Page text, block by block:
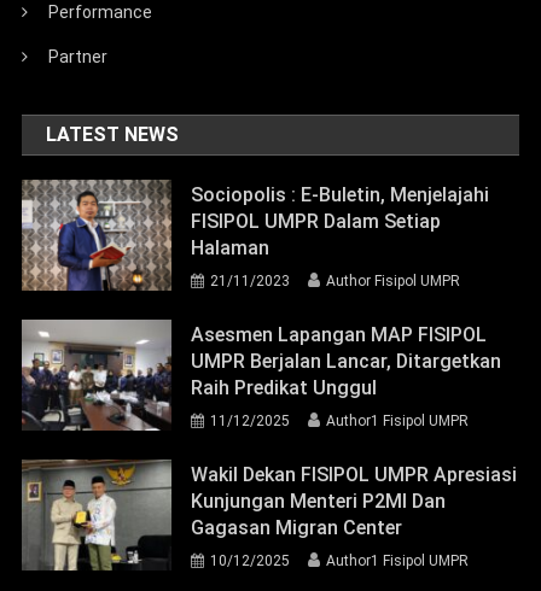
Performance
Partner
LATEST NEWS
Sociopolis : E-Buletin, Menjelajahi
FISIPOL UMPR Dalam Setiap
Halaman
21/11/2023 Author Fisipol UMPR
Asesmen Lapangan MAP FISIPOL
UMPR Berjalan Lancar, Ditargetkan
Raih Predikat Unggul
11/12/2025 Author1 Fisipol UMPR
Wakil Dekan FISIPOL UMPR Apresiasi
Kunjungan Menteri P2MI Dan
Gagasan Migran Center
10/12/2025 Author1 Fisipol UMPR